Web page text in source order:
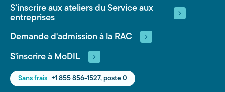
S’inscrire aux ateliers du Service aux
entreprises
Demande d'admission à la RAC
S'inscrire à MoDIL
Sans frais +1 855 856-1527, poste 0